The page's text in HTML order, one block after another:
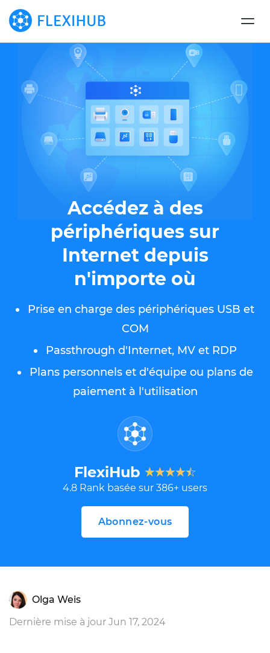
Accédez à des
périphériques sur
Internet depuis
n'importe où
Prise en charge des périphériques USB et
COM
Passthrough d'Internet, MV et RDP
Plans personnels et d'équipe ou plans de
paiement à l'utilisation
FlexiHub
4.8 Rank basée sur 386+ users
Abonnez-vous
Olga Weis
Dernière mise à jour Jun 17, 2024